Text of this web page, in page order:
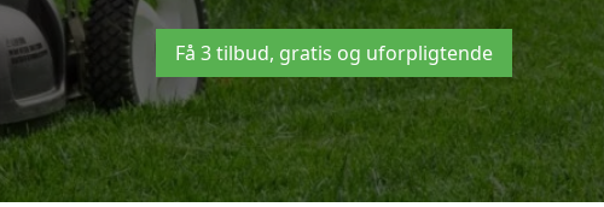
Få 3 tilbud, gratis og uforpligtende